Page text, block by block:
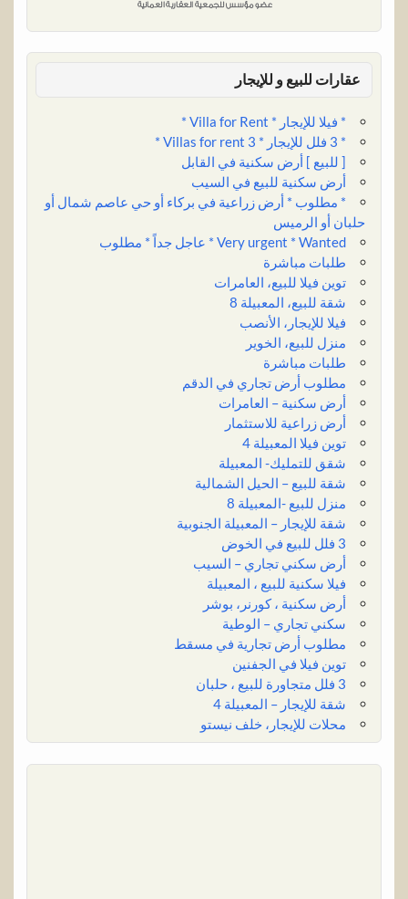
عقارات للبيع و للإيجار
* فيلا للإيجار * Villa for Rent *
* 3 فلل للإيجار * 3 Villas for rent *
[ للبيع ] أرض سكنية في القابل
أرض سكنية للبيع في السيب
* مطلوب * أرض زراعية في بركاء أو حي عاصم شمال أو
حلبان أو الرميس
Very urgent * Wanted * عاجل جداً * مطلوب
طلبات مباشرة
توين فيلا للبيع، العامرات
شقة للبيع، المعبيلة 8
فيلا للإيجار، الأنصب
منزل للبيع، الخوير
طلبات مباشرة
مطلوب أرض تجاري في الدقم
أرض سكنية – العامرات
أرض زراعية للاستثمار
توين فيلا المعبيلة 4
شقق للتمليك- المعبيلة
شقة للبيع – الحيل الشمالية
منزل للبيع -المعبيلة 8
شقة للإيجار – المعبيلة الجنوبية
3 فلل للبيع في الخوض
أرض سكني تجاري – السيب
فيلا سكنية للبيع ، المعبيلة
أرض سكنية ، كورنر، بوشر
سكني تجاري – الوطية
مطلوب أرض تجارية في مسقط
توين فيلا في الجفنين
3 فلل متجاورة للبيع ، حلبان
شقة للإيجار – المعبيلة 4
محلات للإيجار، خلف نيستو